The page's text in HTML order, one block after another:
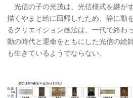
光信の子の光茂は、光信様式を継が
描くやまと絵に回帰したため、静に動
るクリエイション画法は、一代で終わ
動の時代と運命をともにした光信の絵
も生きているようでならない。